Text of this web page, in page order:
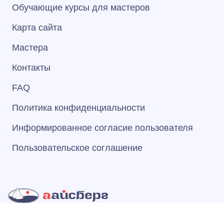
Обучающие курсы для мастеров
Карта сайта
Мастера
Контакты
FAQ
Политика конфиденциальности
Информированное согласие пользователя
Пользовательское соглашение